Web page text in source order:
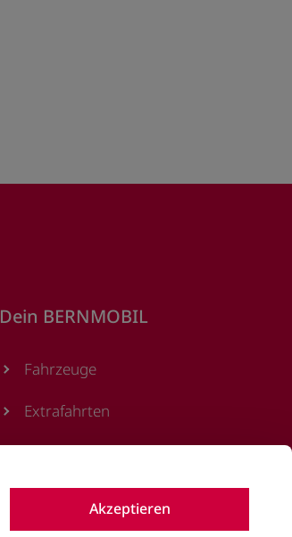
Akzeptieren
Dein BERNMOBIL
Fahrzeuge
Extrafahrten